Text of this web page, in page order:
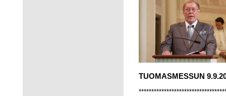
TUOMASMESSUN